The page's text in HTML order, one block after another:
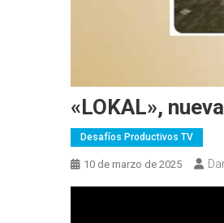
«LOKAL»,
Desafíos Productivos TV
10 de marzo de 2025